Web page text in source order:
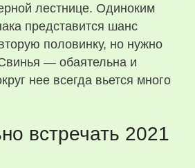
лестнице. Одиноким
представится шанс
половинку, но нужно
— обаятельна и
нее всегда вьется много
встречать 2021